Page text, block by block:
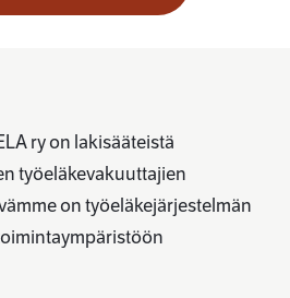
ry on lakisääteistä
työeläkevakuuttajien
on työeläkejärjestelmän